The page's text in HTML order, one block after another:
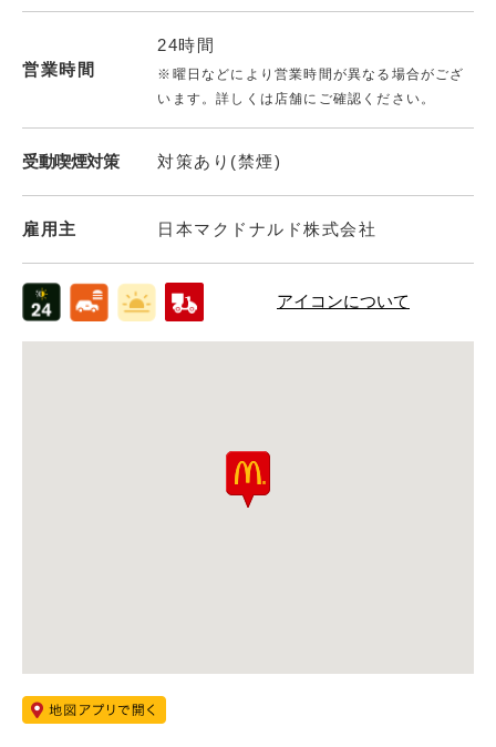
営業時間
24時間
※曜日などにより営業時間が異なる場合がござ
います。詳しくは店舗にご確認ください。
受動喫煙対策 対策あり(禁煙)
雇用主 日本マクドナルド株式会社
アイコンについて